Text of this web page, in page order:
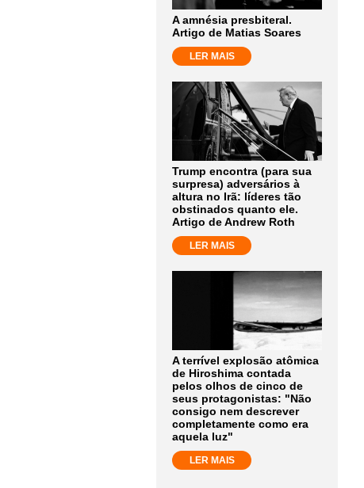
A amnésia presbiteral.
Artigo de Matias Soares
LER MAIS
Trump encontra (para sua
surpresa) adversários à
altura no Irã: líderes tão
obstinados quanto ele.
Artigo de Andrew Roth
LER MAIS
A terrível explosão atômica
de Hiroshima contada
pelos olhos de cinco de
seus protagonistas: "Não
consigo nem descrever
completamente como era
aquela luz"
LER MAIS